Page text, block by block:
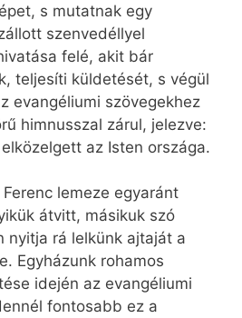
s mutatnak egy
szenvedéllyel
felé, akit bár
teljesíti küldetését, s végül
evangéliumi szövegekhez
himnusszal zárul, jelezve:
az Isten országa.
lemeze egyaránt
átvitt, másikuk szó
nyitja rá lelkünk ajtaját a
Egyházunk rohamos
idején az evangéliumi
fontosabb ez a